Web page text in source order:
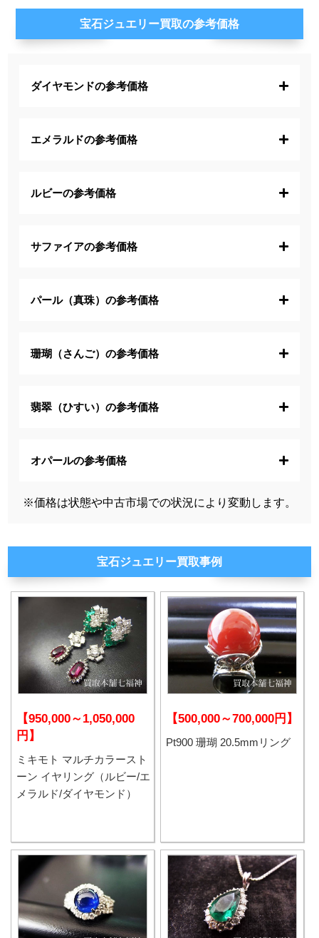
宝石ジュエリー買取の参考価格
ダイヤモンドの参考価格
エメラルドの参考価格
ルビーの参考価格
サファイアの参考価格
パール（真珠）の参考価格
珊瑚（さんご）の参考価格
翡翠（ひすい）の参考価格
オパールの参考価格
※価格は状態や中古市場での状況により変動します。
宝石ジュエリー買取事例
【950,000～1,050,000
円】
ミキモト マルチカラースト
ーン イヤリング（ルビー/エ
メラルド/ダイヤモンド）
【500,000～700,000円】
Pt900 珊瑚 20.5mmリング